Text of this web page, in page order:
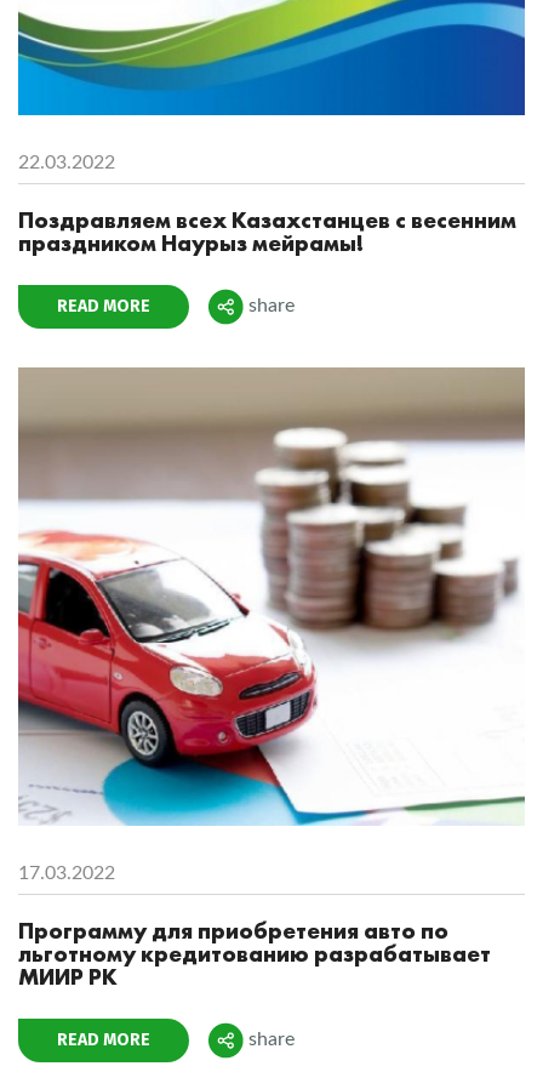
22.03.2022
Поздравляем всех Казахстанцев с весенним
праздником Наурыз мейрамы!
READ MORE Поделиться
share
17.03.2022
Программу для приобретения авто по
льготному кредитованию разрабатывает
МИИР РК
READ MORE Поделиться
share